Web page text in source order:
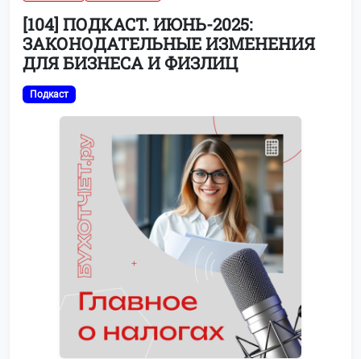
[104] ПОДКАСТ. ИЮНЬ-2025:
ЗАКОНОДАТЕЛЬНЫЕ ИЗМЕНЕНИЯ
ДЛЯ БИЗНЕСА И ФИЗЛИЦ
Подкаст